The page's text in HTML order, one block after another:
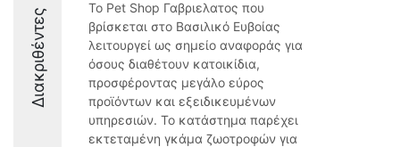
Διακριθέντες
Το Pet Shop Γαβριελατος που
βρίσκεται στο Βασιλικό Ευβοίας
λειτουργεί ως σημείο αναφοράς για
όσους διαθέτουν κατοικίδια,
προσφέροντας μεγάλο εύρος
προϊόντων και εξειδικευμένων
υπηρεσιών. Το κατάστημα παρέχει
εκτεταμένη γκάμα ζωοτροφών για